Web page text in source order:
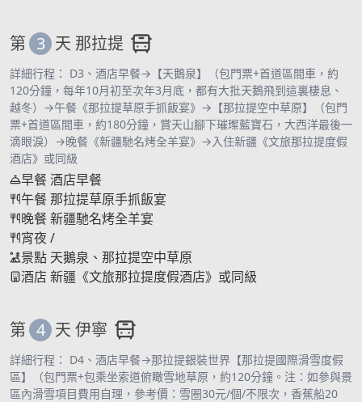
第 3 天 那拉提
詳細行程： D3、酒店早餐→【天鵝泉】（包門票+首道區間車，約
120分鐘，每年10月初至次年3月底，都有大批天鵝飛到這裏棲息、
越冬）→午餐《那拉提草原手抓飯宴》→【那拉提空中草原】（包門
票+首道區間車，約180分鐘，賞天山腳下璀璨藍寶石，大西洋最後一
滴眼淚）→晚餐《新疆馳名烤全羊宴》→入住新疆《文旅那拉提度假
酒店》或同級
早餐 酒店早餐
午餐 那拉提草原手抓飯宴
晚餐 新疆馳名烤全羊宴
宵夜 /
景點 天鵝泉、那拉提空中草原
酒店 新疆《文旅那拉提度假酒店》或同級
第 4 天 伊寧
詳細行程： D4、酒店早餐→那拉提銀裝世界【那拉提國際滑雪度假
區】（包門票+包乘坐索道俯瞰雪地草原，約120分鐘。注：如參與景
區內滑雪項目費用自理，參考價：雪圈30元/個/不限次，香蕉船20